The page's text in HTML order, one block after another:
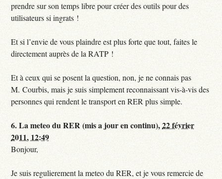
prendre sur son temps libre pour créer des outils pour des
utilisateurs si ingrats !
Et si l’envie de vous plaindre est plus forte que tout, faites le
directement auprès de la RATP !
Et à ceux qui se posent la question, non, je ne connais pas
M. Courbis, mais je suis simplement reconnaissant vis-à-vis des
personnes qui rendent le transport en RER plus simple.
6.La meteo du RER (mis a jour en continu),22 février
2011, 12:49
Bonjour,
Je suis regulierement la meteo du RER, et je vous remercie de